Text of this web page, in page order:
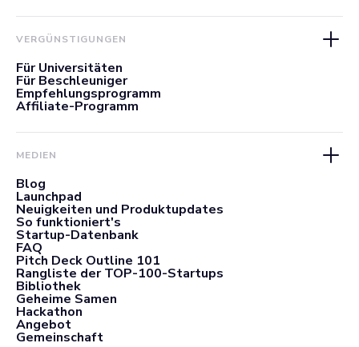
VERGÜNSTIGUNGEN
Für Universitäten
Für Beschleuniger
Empfehlungsprogramm
Affiliate-Programm
MEDIEN
Blog
Launchpad
Neuigkeiten und Produktupdates
So funktioniert's
Startup-Datenbank
FAQ
Pitch Deck Outline 101
Rangliste der TOP-100-Startups
Bibliothek
Geheime Samen
Hackathon
Angebot
Gemeinschaft